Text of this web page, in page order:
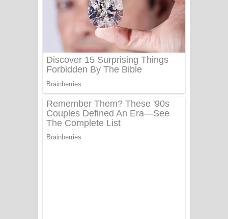
සෝසා ගීතයේ පද පෙළ
Heavy Weight Song Lyrics
Aye Lanweela Song Lyrics - ආයේ
ලංවීලා ගීතයේ පද පෙළ
Ala purannata Song Lyrics - ආල
පුරන්නට ගීතයේ පද පෙළ
FEVER DREAM Lyrics - Alex Warren